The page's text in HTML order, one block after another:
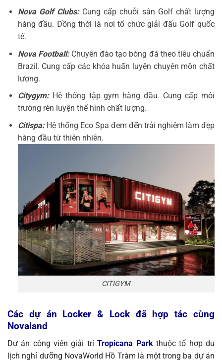
Nova Golf Clubs:Cung cấp chuỗi sân Golf chất lượng
hàng đầu. Đồng thời là nơi tổ chức giải đấu Golf quốc
tế.
Nova Football: Chuyên đào tạo bóng đá theo tiêu chuẩn
Brazil. Cung cấp các khóa huấn luyện chuyên môn chất
lượng.
Citygym:Hệ thống tập gym hàng đầu. Cung cấp môi
trường rèn luyện thể hình chất lượng.
Citispa:Hệ thống Eco Spa đem đến trải nghiệm làm đẹp
hàng đầu từ thiên nhiên.
CITIGYM
Các dự án Locker & Lock đã hợp tác cùng
Novaland
Dự án công viên giải tríTropicana Parkthuộc tổ hợp du
lịch nghỉ dưỡng NovaWorld Hồ Tràm là một trong ba dự án